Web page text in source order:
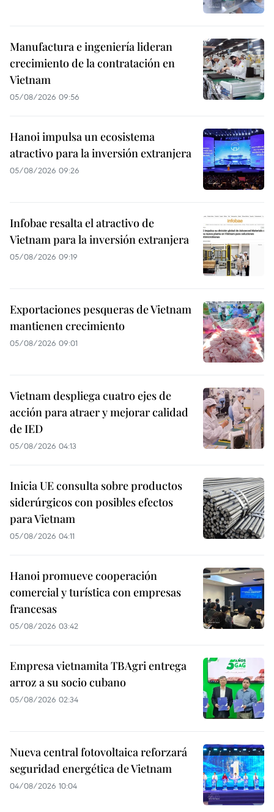
Manufactura e ingeniería lideran
crecimiento de la contratación en
Vietnam
05/08/2026 09:56
Hanoi impulsa un ecosistema
atractivo para la inversión extranjera
05/08/2026 09:26
Infobae resalta el atractivo de
Vietnam para la inversión extranjera
05/08/2026 09:19
Exportaciones pesqueras de Vietnam
mantienen crecimiento
05/08/2026 09:01
Vietnam despliega cuatro ejes de
acción para atraer y mejorar calidad
de IED
05/08/2026 04:13
Inicia UE consulta sobre productos
siderúrgicos con posibles efectos
para Vietnam
05/08/2026 04:11
Hanoi promueve cooperación
comercial y turística con empresas
francesas
05/08/2026 03:42
Empresa vietnamita TBAgri entrega
arroz a su socio cubano
05/08/2026 02:34
Nueva central fotovoltaica reforzará
seguridad energética de Vietnam
04/08/2026 10:04